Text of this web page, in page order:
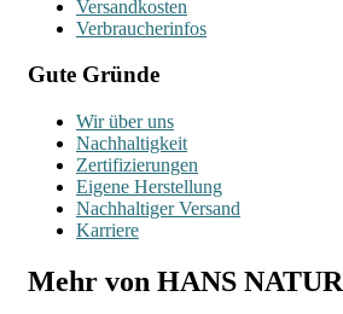
Versandkosten
Verbraucherinfos
Gute Gründe
Wir über uns
Nachhaltigkeit
Zertifizierungen
Eigene Herstellung
Nachhaltiger Versand
Karriere
Mehr von HANS NATUR